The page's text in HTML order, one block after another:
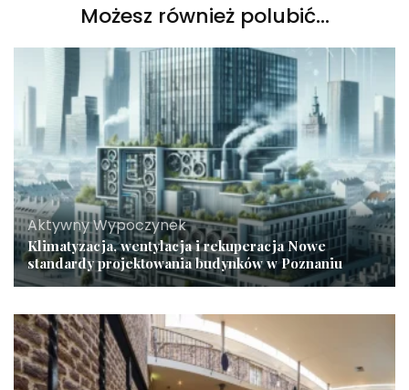
Możesz również polubić…
Aktywny Wypoczynek
Klimatyzacja, wentylacja i rekuperacja Nowe
standardy projektowania budynków w Poznaniu